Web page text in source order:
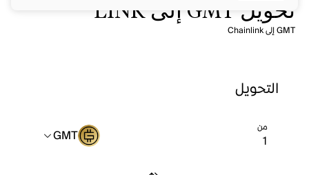
تحويل GMT إلى LINK
GMT إلى Chainlink
التحويل
من GMT